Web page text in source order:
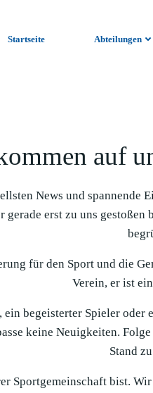
Startseite Abteilungen
auf
News und spannende
gerade erst zu uns
für den Sport und die
Verein, er ist
ein begeisterter Spieler
keine Neuigkeiten.
Stand
Sportgemeinschaft bist.